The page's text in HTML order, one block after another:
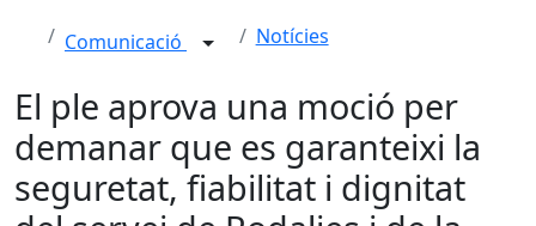
Comunicació Notícies
El ple aprova una moció per
demanar que es garanteixi la
seguretat, fiabilitat i dignitat